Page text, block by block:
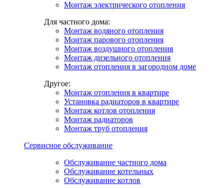
Монтаж электрического отопления
Для частного дома:
Монтаж водяного отопления
Монтаж парового отопления
Монтаж воздушного отопления
Монтаж дизельного отопления
Монтаж отопления в загородном доме
Другое:
Монтаж отопления в квартире
Установка радиаторов в квартире
Монтаж котлов отопления
Монтаж радиаторов
Монтаж труб отопления
Сервисное обслуживание
Обслуживание частного дома
Обслуживание котельных
Обслуживание котлов